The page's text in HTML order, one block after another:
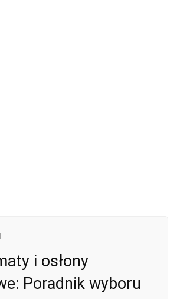
i osłony
Poradnik wyboru